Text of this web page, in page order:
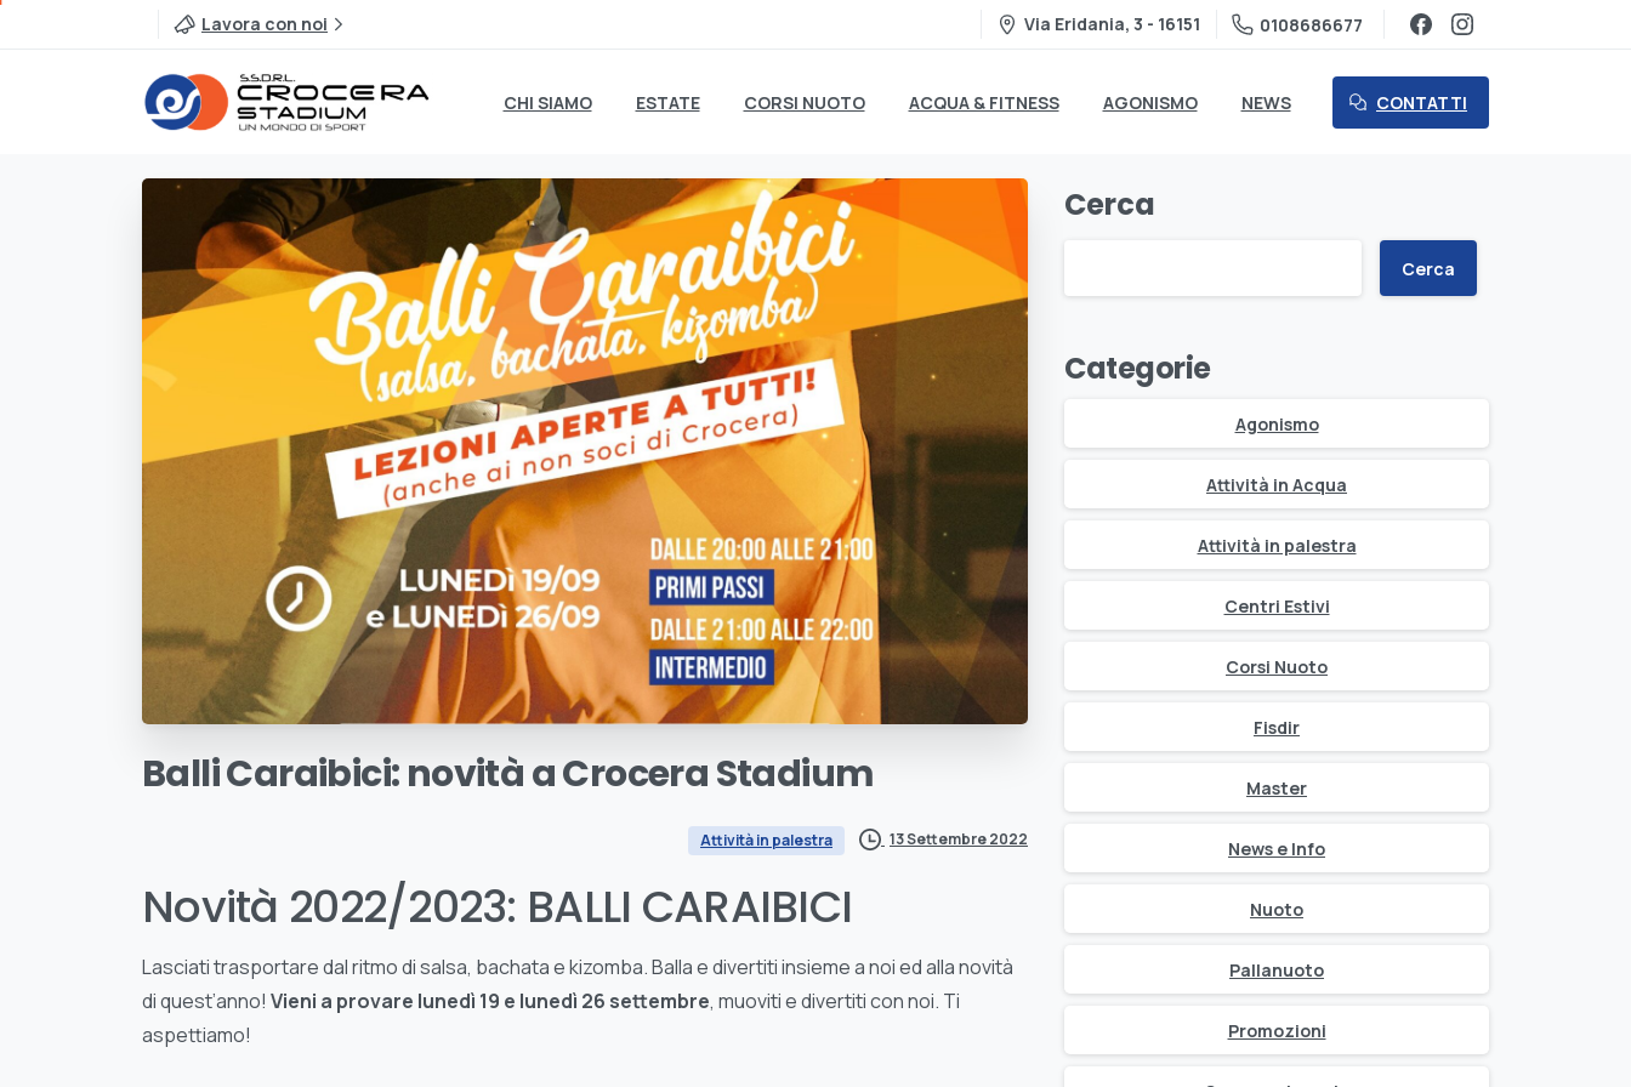
Lavora con noi Via Eridania, 3 - 16151 0108686677
CHI SIAMO ESTATE CORSI NUOTO ACQUA & FITNESS AGONISMO NEWS CONTATTI
BalliCaraibici:novitàaCroceraStadium
Attività in palestra 13 Settembre 2022
Novità 2022/2023: BALLI CARAIBICI
Lasciati trasportare dal ritmo di salsa, bachata e kizomba. Balla e divertiti insieme a noi ed alla novità
di quest’anno! Vieni a provare lunedì 19 e lunedì 26 settembre, muoviti e divertiti con noi. Ti
aspettiamo!
Cerca
Cerca
Categorie
Agonismo
Attività in Acqua
Attività in palestra
Centri Estivi
Corsi Nuoto
Fisdir
Master
News e Info
Nuoto
Pallanuoto
Promozioni